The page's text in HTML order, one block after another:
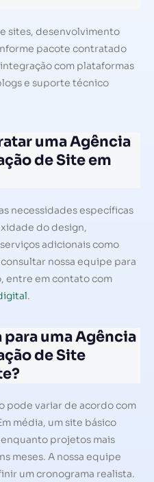
sites, desenvolvimento
pacote contratado
com plataformas
e suporte técnico
uma Agência
de Site em
necessidades específicas
do design,
adicionais como
nossa equipe para
entre em contato com
.
uma Agência
de Site
pode variar de acordo com
média, um site básico
enquanto projetos mais
meses. A nossa equipe
um cronograma realista.